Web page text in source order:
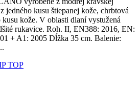
jedného kusu štiepanej kože, chrbtová
kusu kože. V oblasti dlaní vystužená
rukavice. Roh. II, EN388: 2016, EN:
+ A1: 2005 Dĺžka 35 cm. Balenie: